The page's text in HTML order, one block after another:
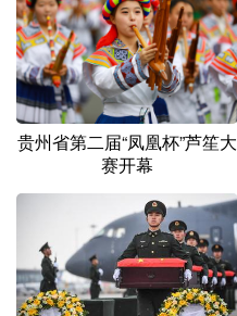
English Español
Русский язык
Deutsch Português
贵州省第二届“凤凰杯”芦笙大
赛开幕